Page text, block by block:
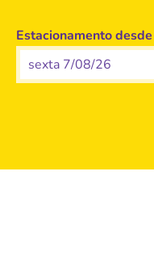
Estacionamento desde
sexta 7/08/26